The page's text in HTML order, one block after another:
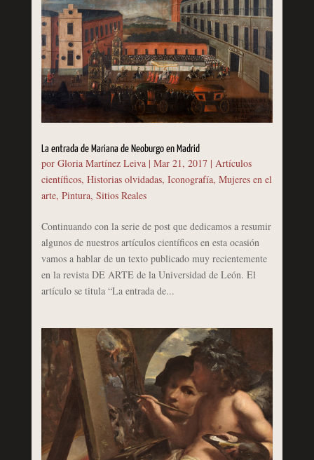
La entrada de Mariana de Neoburgo en Madrid
por Gloria Martínez Leiva| Mar 21, 2017| Artículos
científicos, Historias olvidadas, Iconografía, Mujeres en el
arte, Pintura, Sitios Reales
Continuando con la serie de post que dedicamos a resumir
algunos de nuestros artículos científicos en esta ocasión
vamos a hablar de un texto publicado muy recientemente
en la revista DE ARTE de la Universidad de León. El
artículo se titula “La entrada de...